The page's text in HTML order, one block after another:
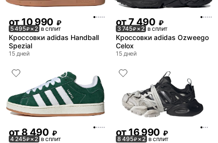
от10 990 ₽
5 495₽× 2 в сплит
Кроссовки adidas Handball
Spezial
15 дней
от7 490 ₽
3 745₽× 2 в сплит
Кроссовки adidas Ozweego
Celox
15 дней
от8 490 ₽
4 245₽× 2 в сплит
от16 990 ₽
8 495₽× 2 в сплит